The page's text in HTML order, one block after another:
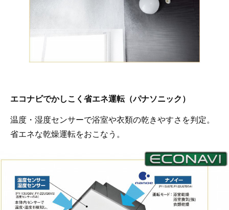
エコナビでかしこく省エネ運転（パナソニック）
温度・湿度センサーで浴室や衣類の乾きやすさを判定。
省エネな乾燥運転をおこなう。